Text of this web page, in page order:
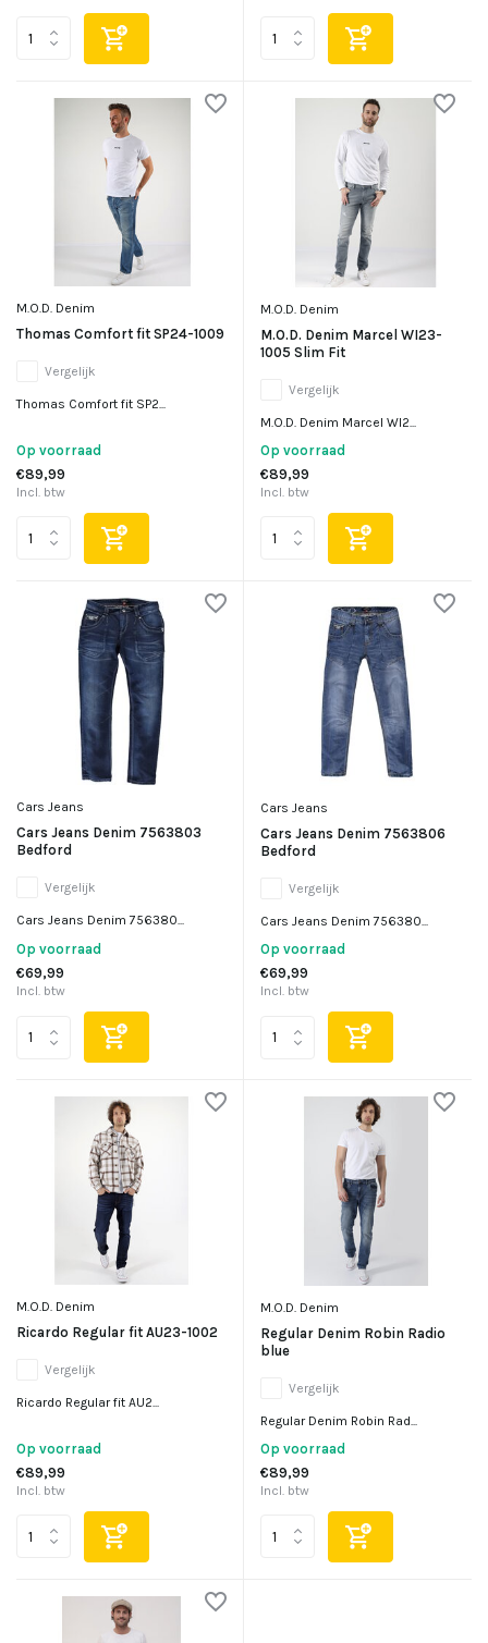
M.O.D. Denim
Thomas Comfort fit SP24-1009
Vergelijk
Thomas Comfort fit SP2...
Op voorraad
€89,99
Incl. btw
M.O.D. Denim
M.O.D. Denim Marcel WI23-
1005 Slim Fit
Vergelijk
M.O.D. Denim Marcel WI2...
Op voorraad
€89,99
Incl. btw
Cars Jeans
Cars Jeans Denim 7563803
Bedford
Vergelijk
Cars Jeans Denim 756380...
Op voorraad
€69,99
Incl. btw
Cars Jeans
Cars Jeans Denim 7563806
Bedford
Vergelijk
Cars Jeans Denim 756380...
Op voorraad
€69,99
Incl. btw
M.O.D. Denim
Ricardo Regular fit AU23-1002
Vergelijk
Ricardo Regular fit AU2...
Op voorraad
€89,99
Incl. btw
M.O.D. Denim
Regular Denim Robin Radio
blue
Vergelijk
Regular Denim Robin Rad...
Op voorraad
€89,99
Incl. btw